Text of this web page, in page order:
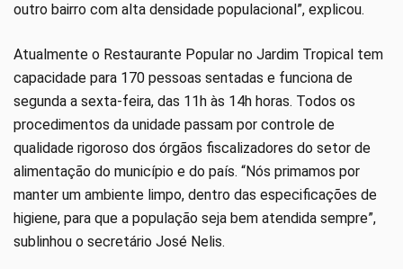
outro bairro com alta densidade populacional”, explicou.
Atualmente o Restaurante Popular no Jardim Tropical tem
capacidade para 170 pessoas sentadas e funciona de
segunda a sexta-feira, das 11h às 14h horas. Todos os
procedimentos da unidade passam por controle de
qualidade rigoroso dos órgãos fiscalizadores do setor de
alimentação do município e do país. “Nós primamos por
manter um ambiente limpo, dentro das especificações de
higiene, para que a população seja bem atendida sempre”,
sublinhou o secretário José Nelis.